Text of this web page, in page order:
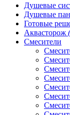
Душевые
Душевые
Готовые
Аквасторож
Смесители